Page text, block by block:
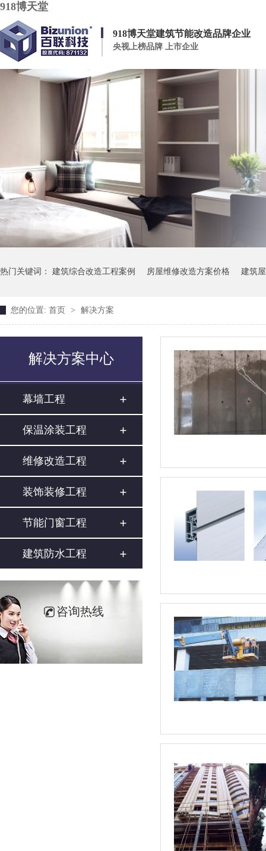
918博天堂
918博天堂建筑节能改造品牌企业
央视上榜品牌 上市企业
热门关键词： 建筑综合改造工程案例 房屋维修改造方案价格 建筑
您的位置: 首页 > 解决方案
解决方案中心
幕墙工程
保温涂装工程
维修改造工程
装饰装修工程
节能门窗工程
建筑防水工程
咨询热线